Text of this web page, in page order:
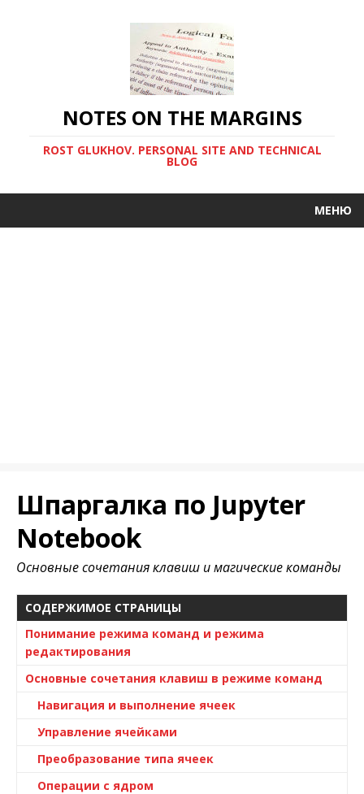
NOTES ON THE MARGINS
ROST GLUKHOV. PERSONAL SITE AND TECHNICAL
BLOG
МЕНЮ
Шпаргалка по Jupyter
Notebook
Основные сочетания клавиш и магические команды
СОДЕРЖИМОЕ СТРАНИЦЫ
Понимание режима команд и режима
редактирования
Основные сочетания клавиш в режиме команд
Навигация и выполнение ячеек
Управление ячейками
Преобразование типа ячеек
Операции с ядром